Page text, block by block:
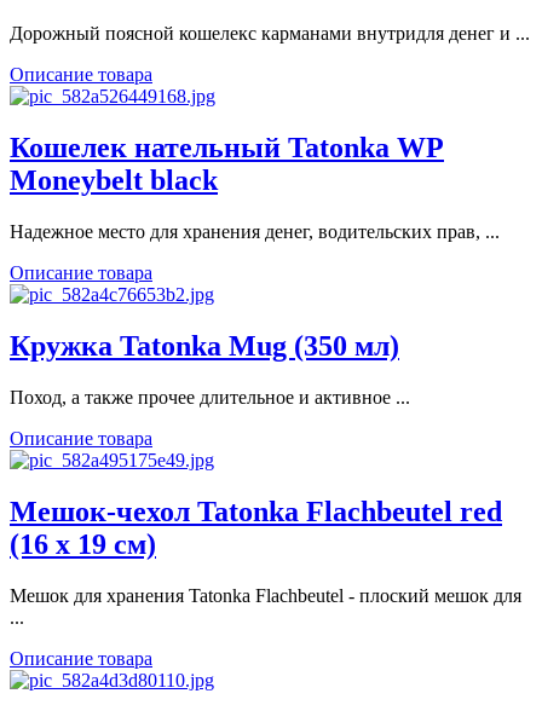
Дорожный поясной кошелекс карманами внутридля денег и ...
Описание товара
Кошелек нательный Tatonka WP
Moneybelt black
Надежное место для хранения денег, водительских прав, ...
Описание товара
Кружка Tatonka Mug (350 мл)
Поход, а также прочее длительное и активное ...
Описание товара
Мешок-чехол Tatonka Flachbeutel red
(16 х 19 см)
Мешок для хранения Tatonka Flachbeutel - плоский мешок для
...
Описание товара